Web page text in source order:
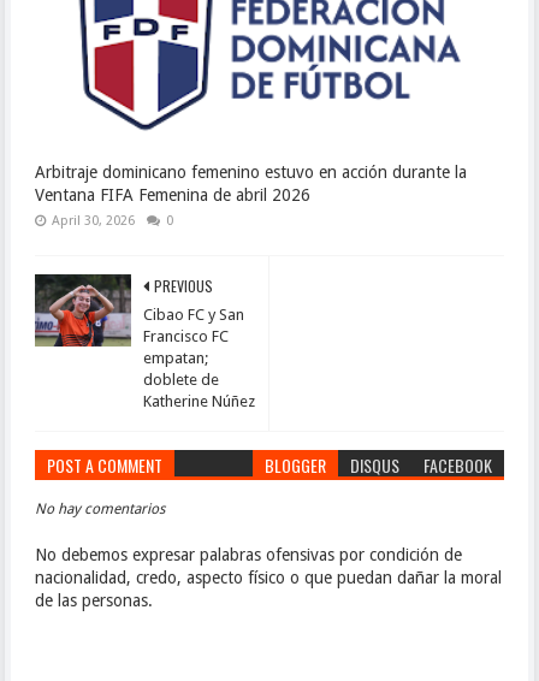
Arbitraje dominicano femenino estuvo en acción durante la
Ventana FIFA Femenina de abril 2026
April 30, 2026 0
PREVIOUS
Cibao FC y San
Francisco FC
empatan;
doblete de
Katherine Núñez
POST A COMMENT BLOGGER DISQUS FACEBOOK
No hay comentarios
No debemos expresar palabras ofensivas por condición de
nacionalidad, credo, aspecto físico o que puedan dañar la moral
de las personas.